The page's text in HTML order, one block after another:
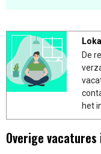
De
het
Overige